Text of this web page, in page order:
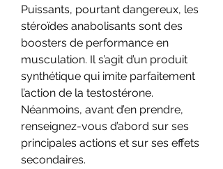
Puissants, pourtant dangereux, les
stéroïdes anabolisants sont des
boosters de performance en
musculation. Il s’agit d’un produit
synthétique qui imite parfaitement
l’action de la testostérone.
Néanmoins, avant d’en prendre,
renseignez-vous d’abord sur ses
principales actions et sur ses effets
secondaires.